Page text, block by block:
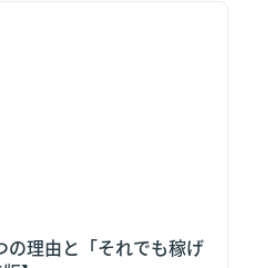
由と「それでも稼げる
の理由と「それでも稼げ